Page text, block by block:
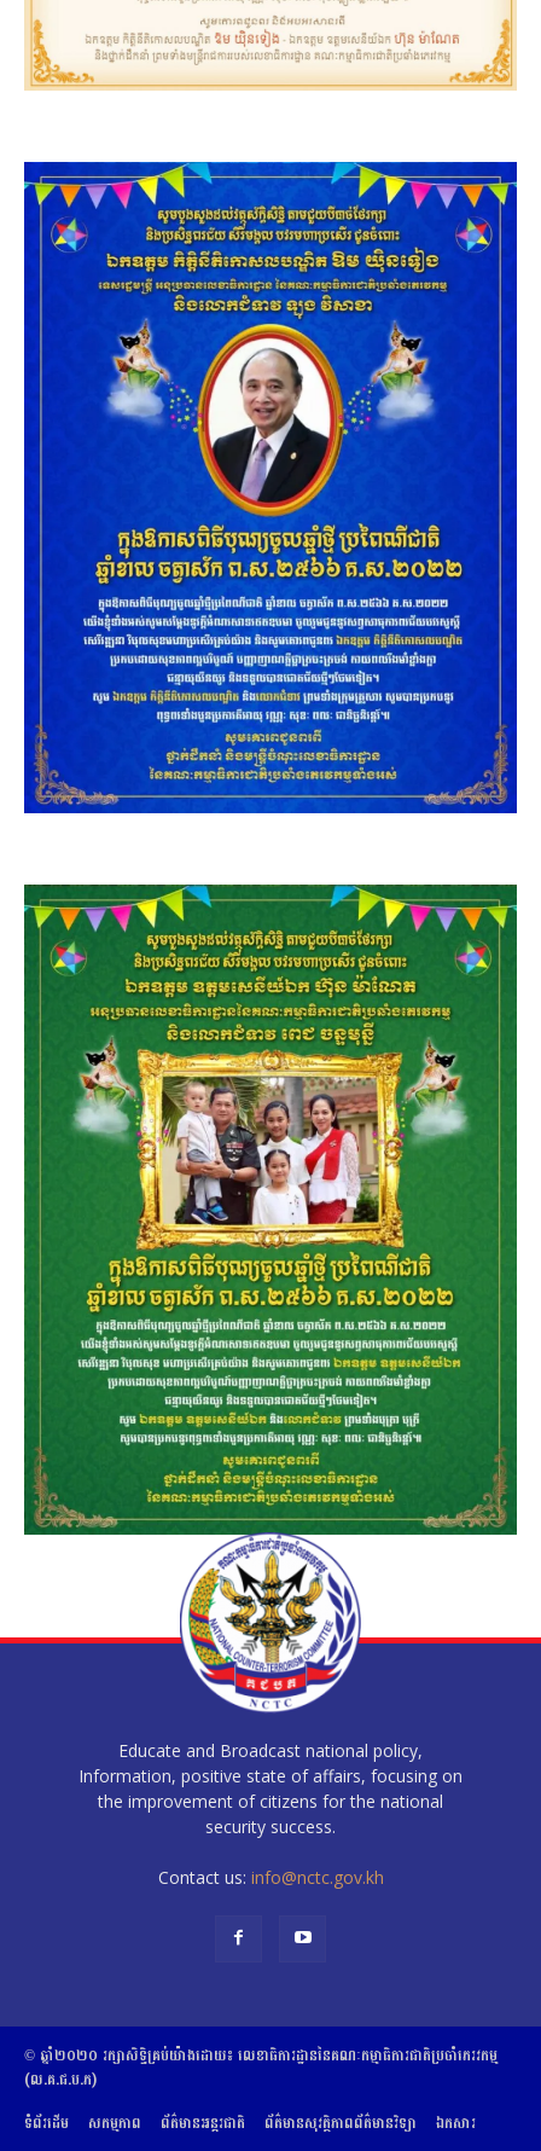
Educate and Broadcast national policy,
Information, positive state of affairs, focusing on
the improvement of citizens for the national
security success.
Contact us: info@nctc.gov.kh
© ឆ្នាំ២០២០​ ​រក្សាសិទ្ធិ​គ្រប់យ៉ាង​ដោយ​៖​ ​លេខាធិការដ្ឋាននៃគណៈកម្មាធិការជាតិប្រចាំភេរវកម្ម
(ល.គ.ជ.ប.ភ)
ទំព័រដើម
សកម្មភាព ព័ត៌មានអន្តរជាតិ ព័ត៌មានសុវត្ថិភាពព័ត៌មានវិទ្យា ឯកសារ